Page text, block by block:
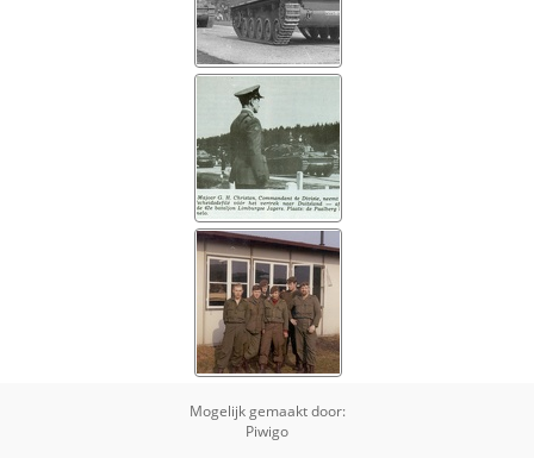
Mogelijk gemaakt door:
Piwigo